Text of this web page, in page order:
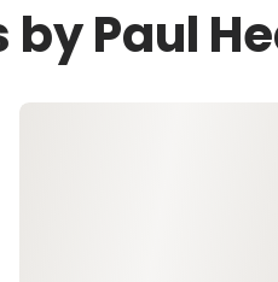
by Paul